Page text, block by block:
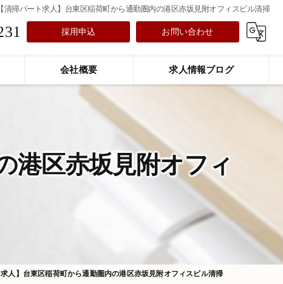
【清掃パート求人】台東区稲荷町から通勤圏内の港区赤坂見附オフィスビル清掃
採用申込 お問い合わせ
会社概要 求人情報ブログ
港区赤坂見附オフィ
求人】台東区稲荷町から通勤圏内の港区赤坂見附オフィスビル清掃